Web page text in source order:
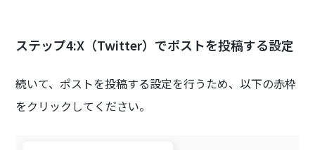
ステップ4:X（Twitter）でポストを投稿する設定
続いて、ポストを投稿する設定を行うため、以下の赤枠
をクリックしてください。